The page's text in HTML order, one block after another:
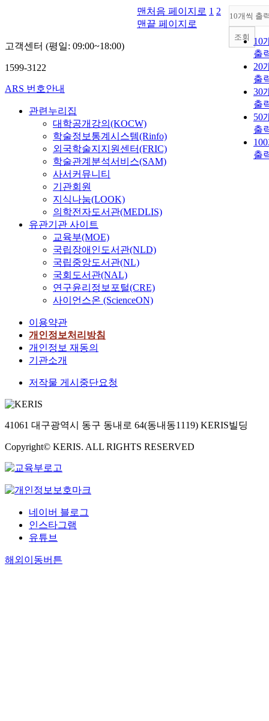
10개씩 출
10
출
20
출
30
출
50
출
출
조회
맨처음 페이지로 1 2
맨끝 페이지로
고객센터 (평일: 09:00~18:00)
1599-3122
ARS 번호안내
관련누리집
대학공개강의(KOCW)
학술정보통계시스템(Rinfo)
외국학술지지원센터(FRIC)
학술관계분석서비스(SAM)
사서커뮤니티
기관회원
지식나눔(LOOK)
의학전자도서관(MEDLIS)
유관기관 사이트
교육부(MOE)
국립장애인도서관(NLD)
국립중앙도서관(NL)
국회도서관(NAL)
연구윤리정보포털(CRE)
사이언스온 (ScienceON)
이용약관
개인정보처리방침
개인정보 재동의
기관소개
저작물 게시중단요청
41061 대구광역시 동구 동내로 64(동내동1119) KERIS빌딩
Copyright© KERIS. ALL RIGHTS RESERVED
네이버 블로그
인스타그램
유튜브
해외이동버튼